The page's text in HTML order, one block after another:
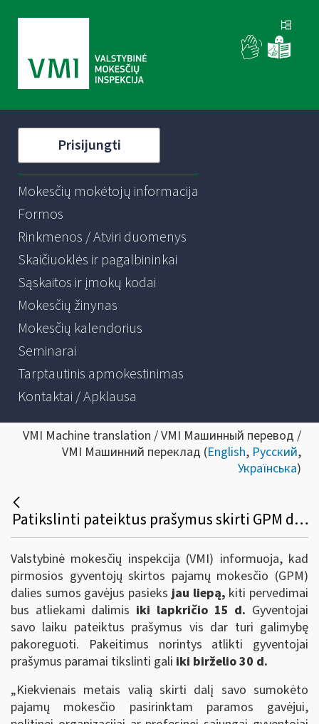
Prisijungti
Mokesčių mokėtojų informacija
Formos
Rinkmenos / Atviri duomenys
Skaičiuoklės ir pagalbininkai
Sąskaitos ir įmokų kodai
Mokesčių žinynas
Mokesčių kalendorius
Seminarai
Tarptautinis apmokestinimas
Kontaktai / Apklausa
VMI Machine translation / VMI Машинный перевод /
VMI Машинний переклад (English, Русский,
Українська)
Patikslinti pateiktus prašymus skirti GPM dalį paramai galima iki birželio 30 d.
Valstybinė mokesčių inspekcija (VMI) informuoja, kad
pirmosios gyventojų skirtos pajamų mokesčio (GPM)
dalies sumos gavėjus pasieksjau liepą, kiti pervedimai
bus atliekami dalimis iki lapkričio 15 d. Gyventojai
savo laiku pateiktus prašymus vis dar turi galimybę
pakoreguoti. Pakeitimus norintys atlikti gyventojai
prašymus paramai tikslinti gali iki birželio 30 d.
„Kiekvienais metais valią skirti dalį savo sumokėto
pajamų mokesčio pasirinktam paramos gavėjui,